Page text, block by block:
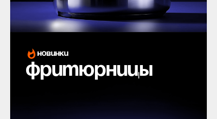
новинки
фритюрницы